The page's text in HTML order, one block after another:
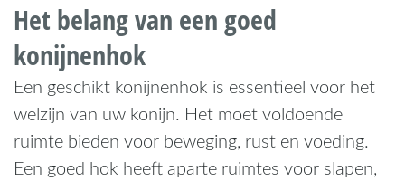
Het belang van een goed
konijnenhok
Een geschikt konijnenhok is essentieel voor het
welzijn van uw konijn. Het moet voldoende
ruimte bieden voor beweging, rust en voeding.
Een goed hok heeft aparte ruimtes voor slapen,